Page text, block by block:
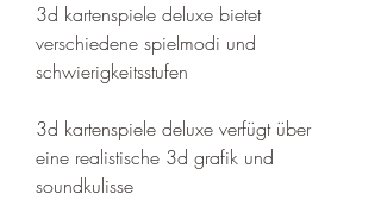
3d kartenspiele deluxe bietet
verschiedene spielmodi und
schwierigkeitsstufen
3d kartenspiele deluxe verfügt über
eine realistische 3d grafik und
soundkulisse